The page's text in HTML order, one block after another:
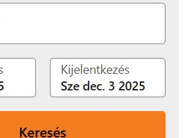
emellett érdemes
hogy a
az etikai
és a viselkedés
hangsúlyt kapjon.